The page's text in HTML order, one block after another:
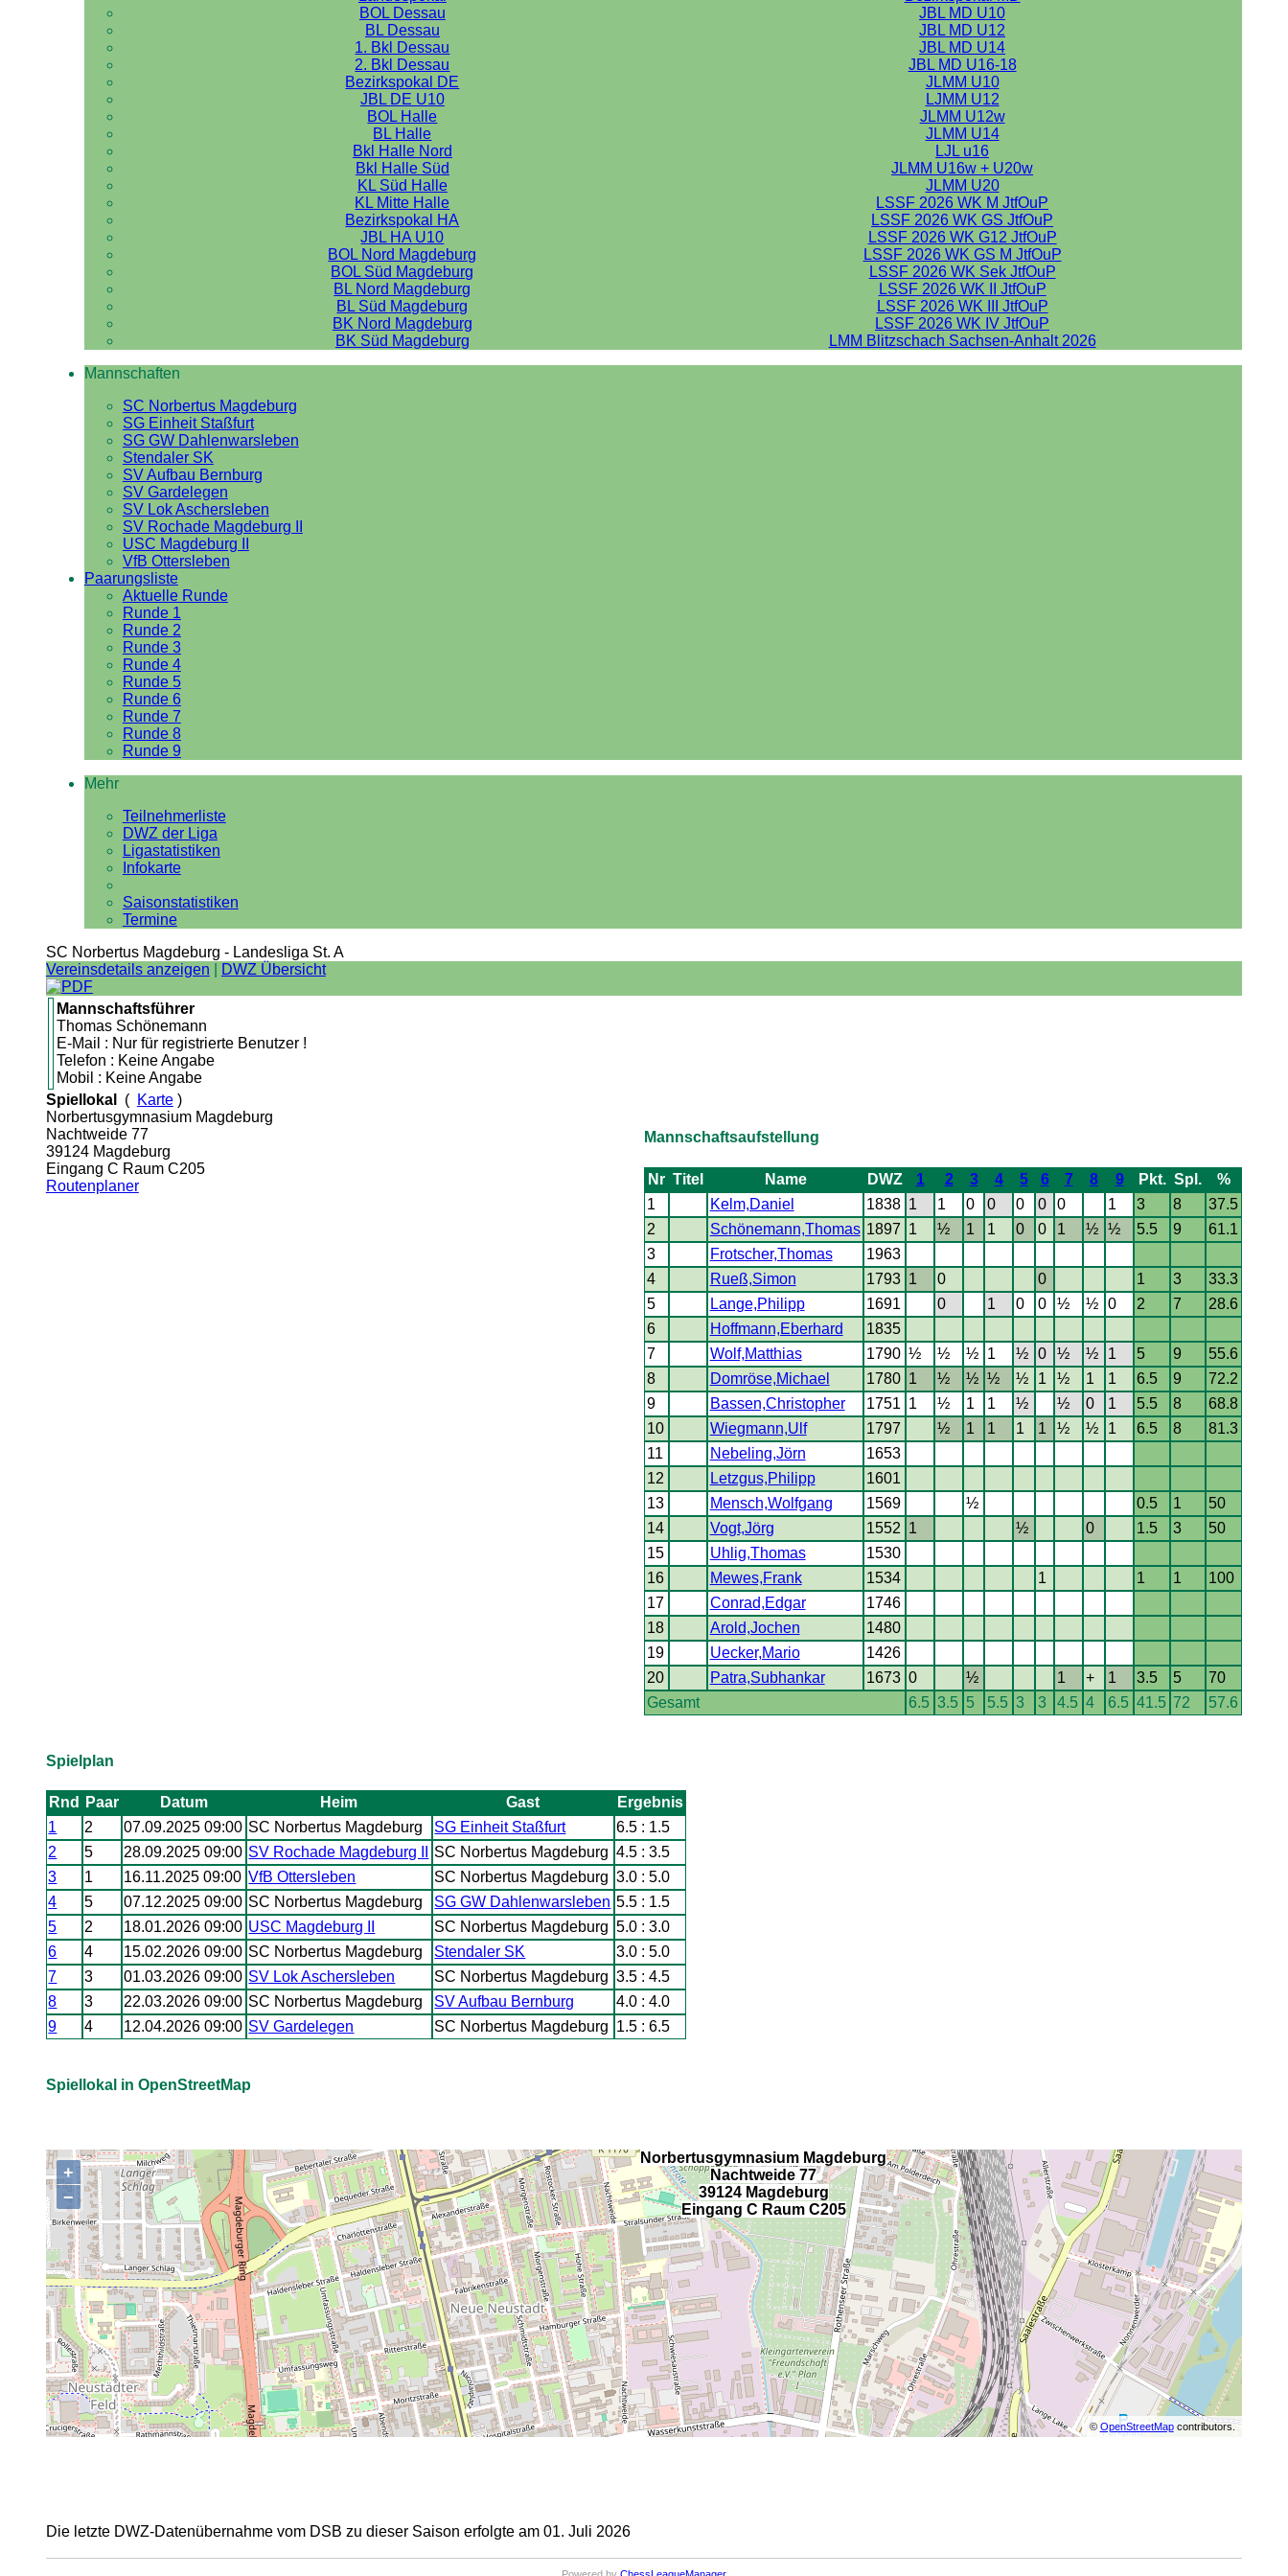
BOL Dessau
JBL MD U10
BL Dessau
JBL MD U12
1. Bkl Dessau
JBL MD U14
2. Bkl Dessau
JBL MD U16-18
Bezirkspokal DE
JLMM U10
JBL DE U10
LJMM U12
BOL Halle
JLMM U12w
BL Halle
JLMM U14
Bkl Halle Nord
LJL u16
Bkl Halle Süd
JLMM U16w + U20w
KL Süd Halle
JLMM U20
KL Mitte Halle
LSSF 2026 WK M JtfOuP
Bezirkspokal HA
LSSF 2026 WK GS JtfOuP
JBL HA U10
LSSF 2026 WK G12 JtfOuP
BOL Nord Magdeburg
LSSF 2026 WK GS M JtfOuP
BOL Süd Magdeburg
LSSF 2026 WK Sek JtfOuP
BL Nord Magdeburg
LSSF 2026 WK II JtfOuP
BL Süd Magdeburg
LSSF 2026 WK III JtfOuP
BK Nord Magdeburg
LSSF 2026 WK IV JtfOuP
BK Süd Magdeburg
LMM Blitzschach Sachsen-Anhalt 2026
Mannschaften
SC Norbertus Magdeburg
SG Einheit Staßfurt
SG GW Dahlenwarsleben
Stendaler SK
SV Aufbau Bernburg
SV Gardelegen
SV Lok Aschersleben
SV Rochade Magdeburg II
USC Magdeburg II
VfB Ottersleben
Paarungsliste
Aktuelle Runde
Runde 1
Runde 2
Runde 3
Runde 4
Runde 5
Runde 6
Runde 7
Runde 8
Runde 9
Mehr
Teilnehmerliste
DWZ der Liga
Ligastatistiken
Infokarte
Saisonstatistiken
Termine
SC Norbertus Magdeburg - Landesliga St. A
Vereinsdetails anzeigen
DWZ Übersicht
Mannschaftsführer
Thomas Schönemann
E-Mail : Nur für registrierte Benutzer !
Telefon : Keine Angabe
Mobil : Keine Angabe
Spiellokal
( Karte)
Norbertusgymnasium Magdeburg
Nachtweide 77
39124 Magdeburg
Eingang C Raum C205
Routenplaner
Mannschaftsaufstellung
Nr Titel Name DWZ 1 2 3 4 5 6 7 8 9 Pkt. Spl.
%
1
Kelm,Daniel 1838 1 1 0 0 0 0 0 1 3 8
37.5
2
Schönemann,Thomas 1897 1 ½ 1 1 0 0 1 ½ ½ 5.5 9
61.1
3
Frotscher,Thomas
1963
4
Rueß,Simon 1793 1 0 0 1 3
33.3
5
Lange,Philipp 1691 0 1 0 0 ½ ½ 0 2 7
28.6
6
Hoffmann,Eberhard
1835
7
Wolf,Matthias 1790 ½ ½ ½ 1 ½ 0 ½ ½ 1 5 9
55.6
8
Domröse,Michael 1780 1 ½ ½ ½ ½ 1 ½ 1 1 6.5 9
72.2
9
Bassen,Christopher 1751 1 ½ 1 1 ½ ½ 0 1 5.5 8
68.8
10
Wiegmann,Ulf 1797 ½ 1 1 1 1 ½ ½ 1 6.5 8
81.3
11
Nebeling,Jörn
1653
12
Letzgus,Philipp
1601
13
Mensch,Wolfgang 1569 ½ 0.5 1
50
14
Vogt,Jörg 1552 1 ½ 0 1.5 3
50
15
Uhlig,Thomas
1530
16
Mewes,Frank 1534 1 1 1
100
17
Conrad,Edgar
1746
18
Arold,Jochen
1480
19
Uecker,Mario
1426
20
Patra,Subhankar 1673 0 ½ 1 + 1 3.5 5
70
Gesamt
6.5 3.5 5 5.5 3 3 4.5 4 6.5 41.5 72 57.6
Spielplan
Rnd Paar Datum Heim Gast
Ergebnis
1
2 07.09.2025 09:00 SC Norbertus Magdeburg SG Einheit Staßfurt
6.5 : 1.5
2
5 28.09.2025 09:00 SV Rochade Magdeburg II SC Norbertus Magdeburg 4.5 : 3.5
3
1 16.11.2025 09:00 VfB Ottersleben SC Norbertus Magdeburg 3.0 : 5.0
4
5 07.12.2025 09:00 SC Norbertus Magdeburg SG GW Dahlenwarsleben 5.5 : 1.5
5
2 18.01.2026 09:00 USC Magdeburg II SC Norbertus Magdeburg 5.0 : 3.0
6
4 15.02.2026 09:00 SC Norbertus Magdeburg Stendaler SK
3.0 : 5.0
7
3 01.03.2026 09:00 SV Lok Aschersleben SC Norbertus Magdeburg 3.5 : 4.5
8
3 22.03.2026 09:00 SC Norbertus Magdeburg SV Aufbau Bernburg
4.0 : 4.0
9
4 12.04.2026 09:00 SV Gardelegen SC Norbertus Magdeburg 1.5 : 6.5
Spiellokal in OpenStreetMap
+
−
© OpenStreetMapcontributors.
Norbertusgymnasium Magdeburg
Nachtweide 77
39124 Magdeburg
Eingang C Raum C205
Die letzte DWZ-Datenübernahme vom DSB zu dieser Saison erfolgte am 01. Juli 2026
Powered by ChessLeagueManager